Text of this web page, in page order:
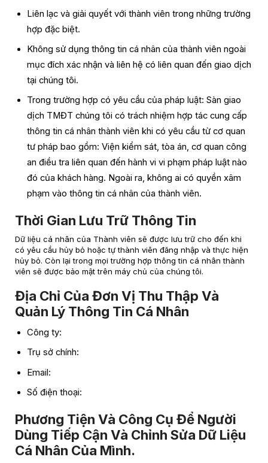
Liên lạc và giải quyết với thành viên trong những trường
hợp đặc biệt.
Không sử dụng thông tin cá nhân của thành viên ngoài
mục đích xác nhận và liên hệ có liên quan đến giao dịch
tại chúng tôi.
Trong trường hợp có yêu cầu của pháp luật: Sàn giao
dịch TMĐT chúng tôi có trách nhiệm hợp tác cung cấp
thông tin cá nhân thành viên khi có yêu cầu từ cơ quan
tư pháp bao gồm: Viện kiểm sát, tòa án, cơ quan công
an điều tra liên quan đến hành vi vi phạm pháp luật nào
đó của khách hàng. Ngoài ra, không ai có quyền xâm
phạm vào thông tin cá nhân của thành viên.
Thời Gian Lưu Trữ Thông Tin
Dữ liệu cá nhân của Thành viên sẽ được lưu trữ cho đến khi
có yêu cầu hủy bỏ hoặc tự thành viên đăng nhập và thực hiện
hủy bỏ. Còn lại trong mọi trường hợp thông tin cá nhân thành
viên sẽ được bảo mật trên máy chủ của chúng tôi.
Địa Chỉ Của Đơn Vị Thu Thập Và
Quản Lý Thông Tin Cá Nhân
Công ty:
Trụ sở chính:
Email:
Số điện thoại:
Phương Tiện Và Công Cụ Để Người
Dùng Tiếp Cận Và Chỉnh Sửa Dữ Liệu
Cá Nhân Của Mình.